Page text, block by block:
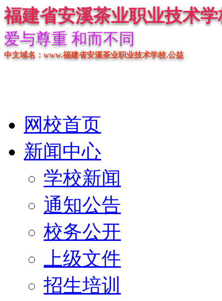
福建省安溪茶业职业技术学
爱与尊重 和而不同
中文域名：www.福建省安溪茶业职业技术学校.公益
网校首页
新闻中心
学校新闻
通知公告
校务公开
上级文件
招生培训